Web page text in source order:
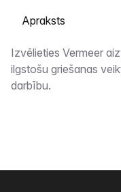
Atlasiet cilni
Apraksts
Izvēlieties Vermeer
ilgstošu griešanas
darbību.